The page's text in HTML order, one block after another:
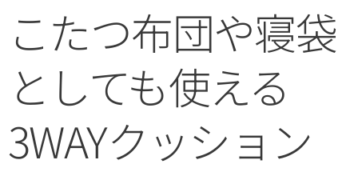
こたつ布団や寝袋
としても使える
3WAYクッション